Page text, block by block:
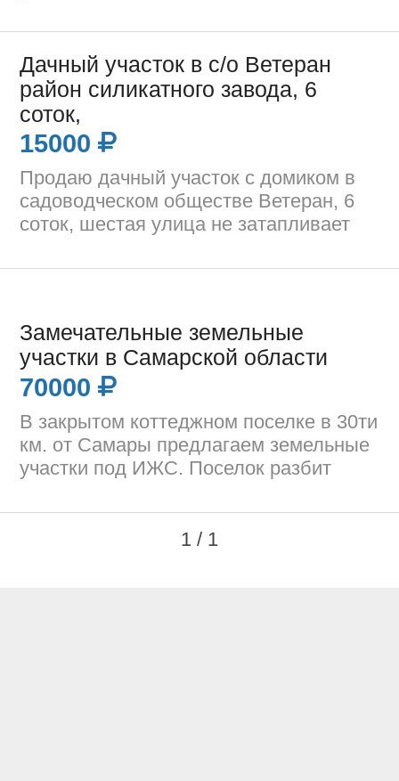
Дачный участок в с/о Ветеран
район силикатного завода, 6
соток,
15000
Продаю дачный участок с домиком в
садоводческом обществе Ветеран, 6
соток, шестая улица не затапливает
Замечательные земельные
участки в Самарской области
70000
В закрытом коттеджном поселке в 30ти
км. от Самары предлагаем земельные
участки под ИЖС. Поселок разбит
1 / 1